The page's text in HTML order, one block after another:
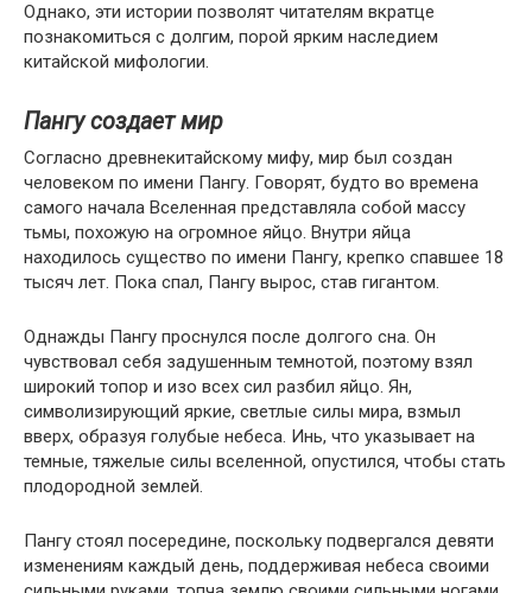
Однако, эти истории позволят читателям вкратце
познакомиться с долгим, порой ярким наследием
китайской мифологии.
Пангу создает мир
Согласно древнекитайскому мифу, мир был создан
человеком по имени Пангу. Говорят, будто во времена
самого начала Вселенная представляла собой массу
тьмы, похожую на огромное яйцо. Внутри яйца
находилось существо по имени Пангу, крепко спавшее 18
тысяч лет. Пока спал, Пангу вырос, став гигантом.
Однажды Пангу проснулся после долгого сна. Он
чувствовал себя задушенным темнотой, поэтому взял
широкий топор и изо всех сил разбил яйцо. Ян,
символизирующий яркие, светлые силы мира, взмыл
вверх, образуя голубые небеса. Инь, что указывает на
темные, тяжелые силы вселенной, опустился, чтобы стать
плодородной землей.
Пангу стоял посередине, поскольку подвергался девяти
изменениям каждый день, поддерживая небеса своими